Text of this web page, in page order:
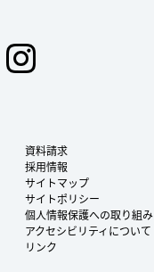
YouTube
資料請求
採用情報
サイトマップ
サイトポリシー
個人情報保護への取り組み
アクセシビリティについて
リンク